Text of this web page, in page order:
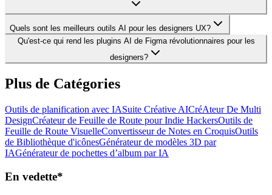
Quels sont les meilleurs outils AI pour les designers UX?
Qu'est-ce qui rend les plugins AI de Figma révolutionnaires pour les
designers?
Plus de Catégories
Outils de planification avec IASuite Créative AICréAteur De Multi
DesignCréateur de Feuille de Route pour Indie HackersOutils de
Feuille de Route VisuelleConvertisseur de Notes en CroquisOutils
de Bibliothèque d'icônesGénérateur de modèles 3D par
IAGénérateur de pochettes d’album par IA
En vedette*